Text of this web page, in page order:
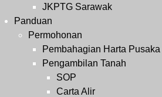
JKPTG Sarawak
Panduan
Permohonan
Pembahagian Harta Pusaka
Pengambilan Tanah
SOP
Carta Alir